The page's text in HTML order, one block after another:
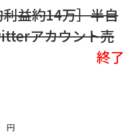
益約14万］半自
アカウント売
終了
円